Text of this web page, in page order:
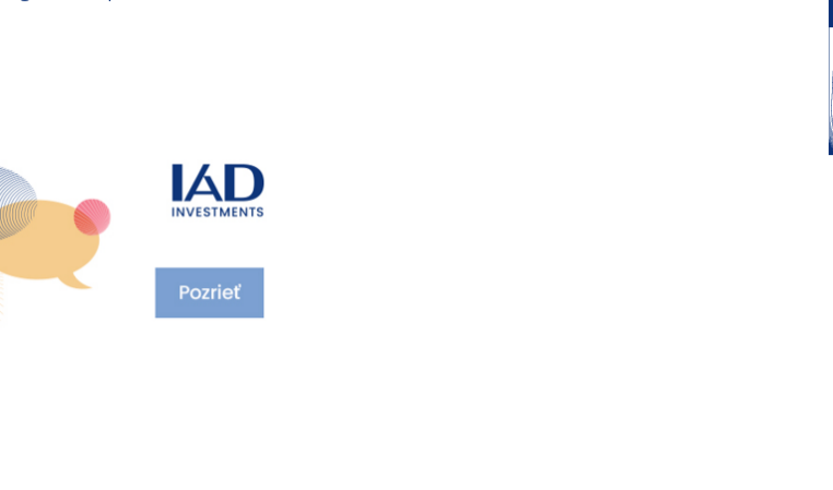
Bitcoin. Stratil viac ako 60%.
ako sa pôvodne o ňom